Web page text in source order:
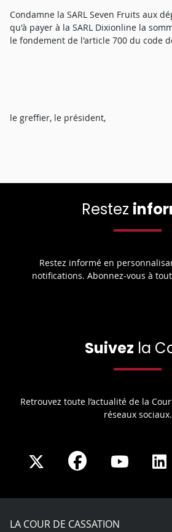
Condamne la SARL Seven Fruits aux
qu'à payer à la SARL Dixionline la
le fondement de l'article 700 du code
le greffier, le président,
Restez
Restez informé en
notifications. Abonnez-vous à
Suivez la
Retrouvez toute l’actualité de la
réseaux sociaux.
Share
X
Share
Facebook
Share
LA COUR DE CASSATION